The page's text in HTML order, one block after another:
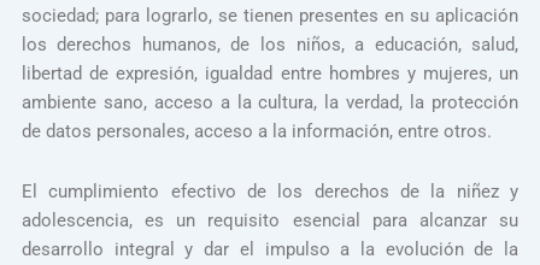
sociedad; para lograrlo, se tienen presentes en su aplicación
los derechos humanos, de los niños, a educación, salud,
libertad de expresión, igualdad entre hombres y mujeres, un
ambiente sano, acceso a la cultura, la verdad, la protección
de datos personales, acceso a la información, entre otros.
El cumplimiento efectivo de los derechos de la niñez y
adolescencia, es un requisito esencial para alcanzar su
desarrollo integral y dar el impulso a la evolución de la